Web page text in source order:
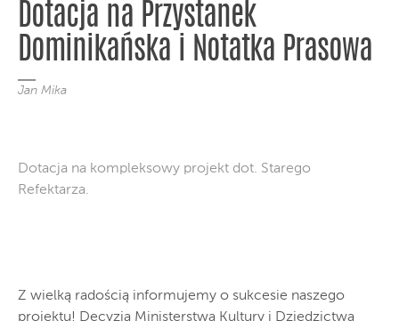
Dotacja na Przystanek
Dominikańska i Notatka Prasowa
Jan Mika
Dotacja na kompleksowy projekt dot. Starego
Refektarza.
Z wielką radością informujemy o sukcesie naszego
projektu! Decyzją Ministerstwa Kultury i Dziedzictwa